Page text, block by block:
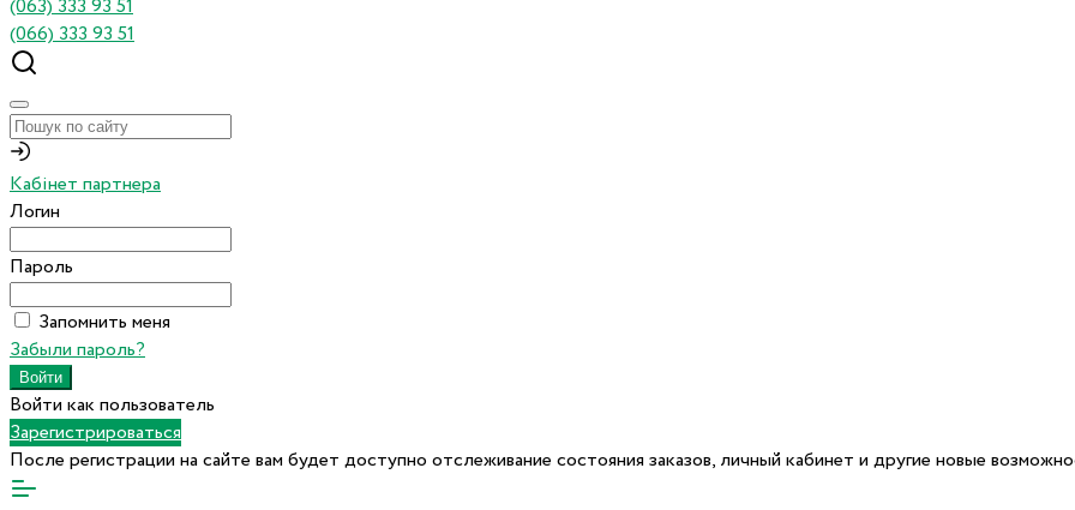
(063) 333 93 51
(066) 333 93 51
Кабінет партнера
Логин
Пароль
Запомнить меня
Забыли пароль?
Войти как пользователь
Зарегистрироваться
После регистрации на сайте вам будет доступно отслеживание состояния заказов, личный кабинет и другие новые